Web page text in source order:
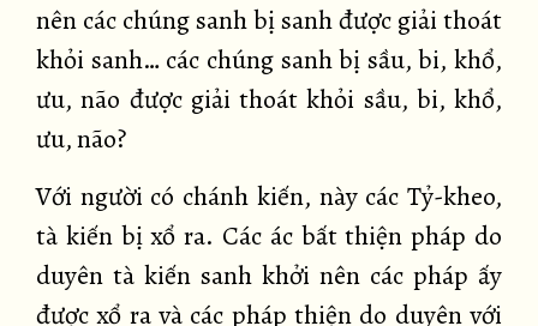
nên các chúng sanh bị sanh được giải thoát
khỏi sanh… các chúng sanh bị sầu, bi, khổ,
ưu, não được giải thoát khỏi sầu, bi, khổ,
ưu, não?
Với người có chánh kiến, này các Tỷ-kheo,
tà kiến bị xổ ra. Các ác bất thiện pháp do
duyên tà kiến sanh khởi nên các pháp ấy
được xổ ra và các pháp thiện do duyên với